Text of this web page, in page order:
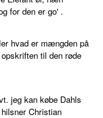
for den er go' .
hvad er mængden på
til den røde
jeg kan købe Dahls
Christian